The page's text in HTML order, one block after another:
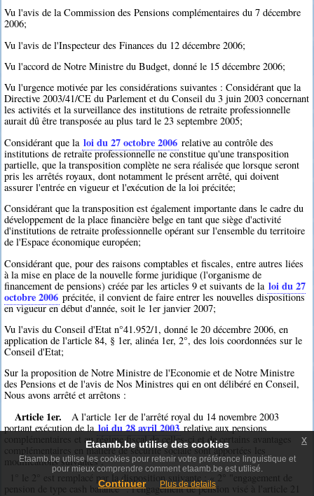
Vu l'avis de la Commission des Pensions complémentaires du 7 décembre
2006;
Vu l'avis de l'Inspecteur des Finances du 12 décembre 2006;
Vu l'accord de Notre Ministre du Budget, donné le 15 décembre 2006;
Vu l'urgence motivée par les considérations suivantes : Considérant que la
Directive 2003/41/CE du Parlement et du Conseil du 3 juin 2003 concernant
les activités et la surveillance des institutions de retraite professionnelle
aurait dû être transposée au plus tard le 23 septembre 2005;
Considérant que la loi du 27 octobre 2006 relative au contrôle des
institutions de retraite professionnelle ne constitue qu'une transposition
partielle, que la transposition complète ne sera réalisée que lorsque seront
pris les arrêtés royaux, dont notamment le présent arrêté, qui doivent
assurer l'entrée en vigueur et l'exécution de la loi précitée;
Considérant que la transposition est également importante dans le cadre du
développement de la place financière belge en tant que siège d'activité
d'institutions de retraite professionnelle opérant sur l'ensemble du territoire
de l'Espace économique européen;
Considérant que, pour des raisons comptables et fiscales, entre autres liées
à la mise en place de la nouvelle forme juridique (l'organisme de
financement de pensions) créée par les articles 9 et suivants de la loi du 27
octobre 2006 précitée, il convient de faire entrer les nouvelles dispositions
en vigueur en début d'année, soit le 1er janvier 2007;
Vu l'avis du Conseil d'Etat n°41.952/1, donné le 20 décembre 2006, en
application de l'article 84, § 1er, alinéa 1er, 2°, des lois coordonnées sur le
Conseil d'Etat;
Sur la proposition de Notre Ministre de l'Economie et de Notre Ministre
des Pensions et de l'avis de Nos Ministres qui en ont délibéré en Conseil,
Nous avons arrêté et arrêtons :
Article 1er.
A l'article 1er de l'arrêté royal du 14 novembre 2003
portant exécution de la loi du 28 avril 2003 relative aux pensions
complémentaires et au régime fiscal de celles-ci et de certains avantages
complémentaires en matière de sécurité sociale sont apportées les
modifications suivantes :
1° le 2° est remplacé par la disposition suivante : « 2° "engagement de
pension de type cash balance" : l'engagement de pension visé à l'article 21
Etaamb.be utilise des cookies
Etaamb.be utilise les cookies pour retenir votre préférence linguistique et
pour mieux comprendre comment etaamb.be est utilisé.
Continuer Plus de details
x